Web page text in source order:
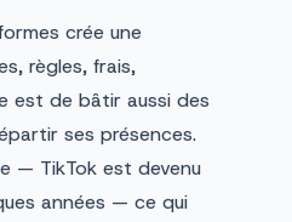
crée une
règles, frais,
est de bâtir aussi des
ses présences.
— TikTok est devenu
années — ce qui